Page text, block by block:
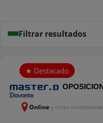
Filtrar resultados
Onliney otras